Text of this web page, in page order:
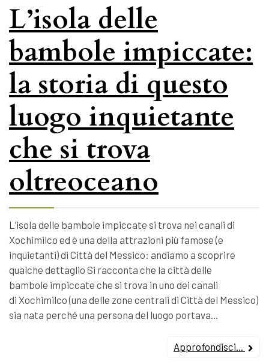
L’isola delle
bambole impiccate:
la storia di questo
luogo inquietante
che si trova
oltreoceano
L’isola delle bambole impiccate si trova nei canali di
Xochimilco ed è una della attrazioni più famose (e
inquietanti) di Città del Messico: andiamo a scoprire
qualche dettaglio Si racconta che la città delle
bambole impiccate che si trova in uno dei canali
di Xochimilco (una delle zone centrali di Città del Messico)
sia nata perché una persona del luogo portava…
Approfondisci...